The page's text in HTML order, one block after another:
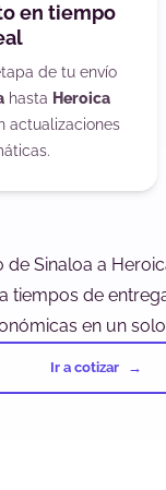
en tiempo
de tu envío
hasta Heroica
actualizaciones
de Sinaloa a
tiempos de
en un
Ir a cotizar